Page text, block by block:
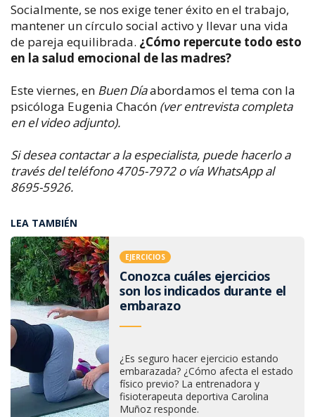
Socialmente, se nos exige tener éxito en el trabajo,
mantener un círculo social activo y llevar una vida
de pareja equilibrada. ¿Cómo repercute todo esto
en la salud emocional de las madres?
Este viernes, en Buen Díaabordamos el tema con la
psicóloga Eugenia Chacón (ver entrevista completa
en el video adjunto).
Si desea contactar a la especialista, puede hacerlo a
través del teléfono 4705-7972 o vía WhatsApp al
8695-5926.
LEA TAMBIÉN
EJERCICIOS
Conozca cuáles ejercicios
son los indicados durante el
embarazo
¿Es seguro hacer ejercicio estando
embarazada? ¿Cómo afecta el estado
físico previo? La entrenadora y
fisioterapeuta deportiva Carolina
Muñoz responde.